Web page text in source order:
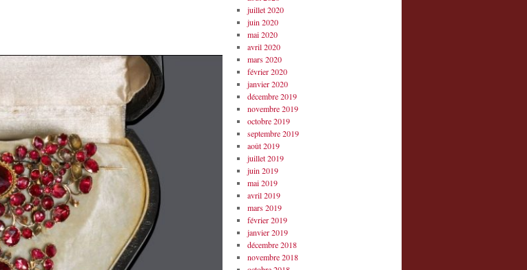
juillet 2020
juin 2020
mai 2020
avril 2020
mars 2020
février 2020
janvier 2020
décembre 2019
novembre 2019
octobre 2019
septembre 2019
août 2019
juillet 2019
juin 2019
mai 2019
avril 2019
mars 2019
février 2019
janvier 2019
décembre 2018
novembre 2018